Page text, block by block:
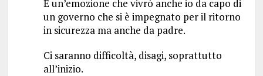
È un’emozione che vivrò anche io da capo di
un governo che si è impegnato per il ritorno
in sicurezza ma anche da padre.
Ci saranno difficoltà, disagi, soprattutto
all’inizio.